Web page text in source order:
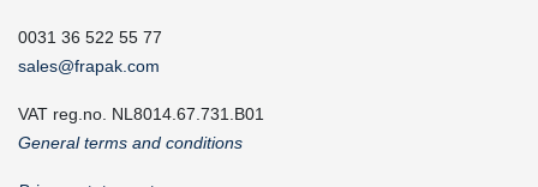
0031 36 522 55 77
sales@frapak.com
VAT reg.no. NL8014.67.731.B01
General terms and conditions